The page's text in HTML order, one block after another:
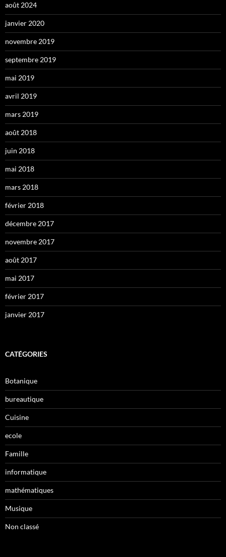
août 2024
janvier 2020
novembre 2019
septembre 2019
mai 2019
avril 2019
mars 2019
août 2018
juin 2018
mai 2018
mars 2018
février 2018
décembre 2017
novembre 2017
août 2017
mai 2017
février 2017
janvier 2017
CATÉGORIES
Botanique
bureautique
Cuisine
ecole
Famille
informatique
mathématiques
Musique
Non classé